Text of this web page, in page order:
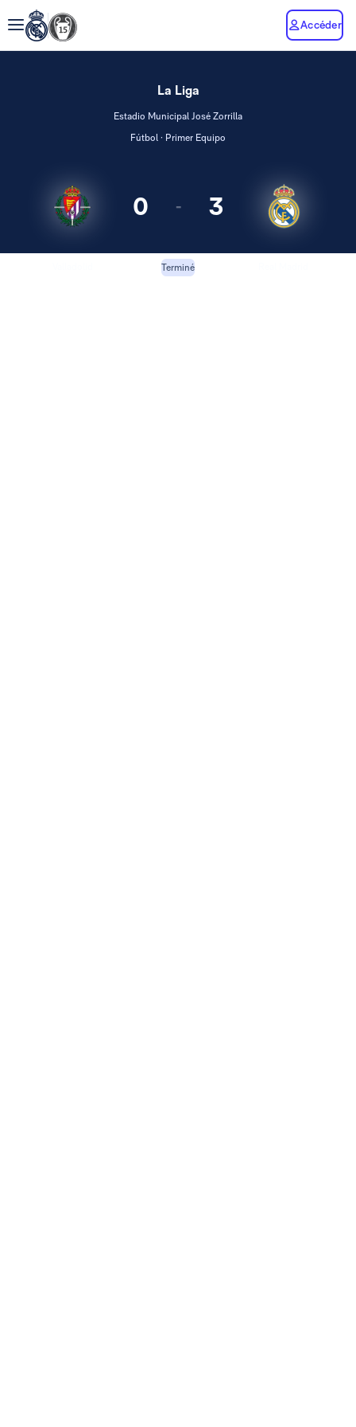
Accéder
La Liga
Estadio Municipal José Zorrilla
Fútbol · Primer Equipo
0 - 3
Terminé